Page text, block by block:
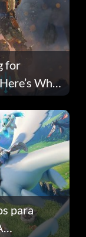
for
Why
para